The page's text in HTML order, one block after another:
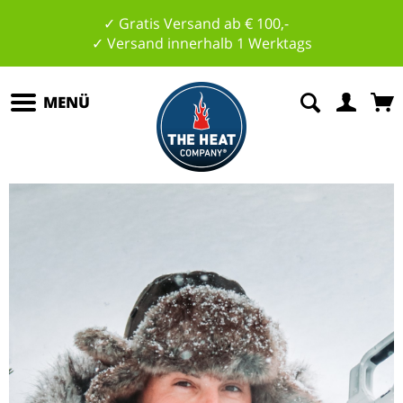
✓ Gratis Versand ab € 100,-
✓ Versand innerhalb 1 Werktags
MENÜ